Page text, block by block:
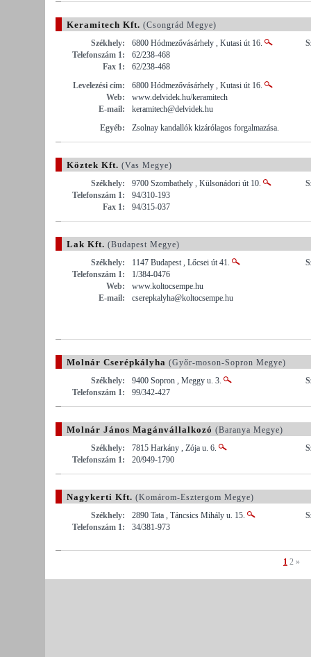
Keramitech Kft. (Csongrád Megye)
Székhely:
6800 Hódmezővásárhely , Kutasi út 16.
Telefonszám 1:
62/238-468
Fax 1:
62/238-468
Levelezési cím:
6800 Hódmezővásárhely , Kutasi út 16.
Web:
www.delvidek.hu/keramitech
E-mail:
keramitech@delvidek.hu
Egyéb:
Zsolnay kandallók kizárólagos forgalmazása.
Köztek Kft. (Vas Megye)
Székhely:
9700 Szombathely , Külsonádori út 10.
Telefonszám 1:
94/310-193
Fax 1:
94/315-037
Lak Kft. (Budapest Megye)
Székhely:
1147 Budapest , Lőcsei út 41.
Telefonszám 1:
1/384-0476
Web:
www.koltocsempe.hu
E-mail:
cserepkalyha@koltocsempe.hu
Molnár Cserépkályha (Győr-moson-Sopron Megye)
Székhely:
9400 Sopron , Meggy u. 3.
Telefonszám 1:
99/342-427
Molnár János Magánvállalkozó (Baranya Megye)
Székhely:
7815 Harkány , Zója u. 6.
Telefonszám 1:
20/949-1790
Nagykerti Kft. (Komárom-Esztergom Megye)
Székhely:
2890 Tata , Táncsics Mihály u. 15.
Telefonszám 1:
34/381-973
1 2 »